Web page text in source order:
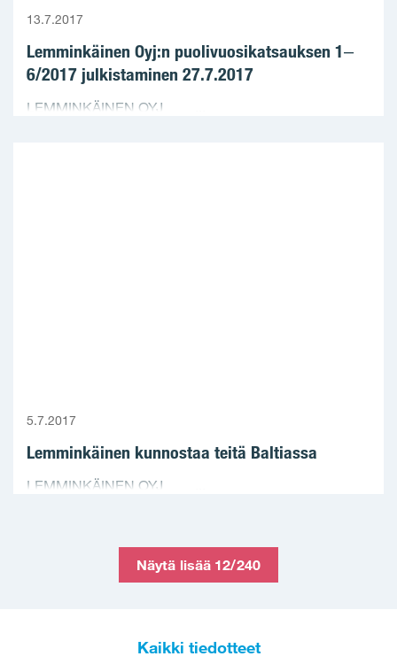
13.7.2017
Lemminkäinen Oyj:n puolivuosikatsauksen 1‒
6/2017 julkistaminen 27.7.2017
LEMMINKÄINEN OYJ ...
5.7.2017
Lemminkäinen kunnostaa teitä Baltiassa
LEMMINKÄINEN OYJ ...
Näytä lisää 12/240
Kaikki tiedotteet